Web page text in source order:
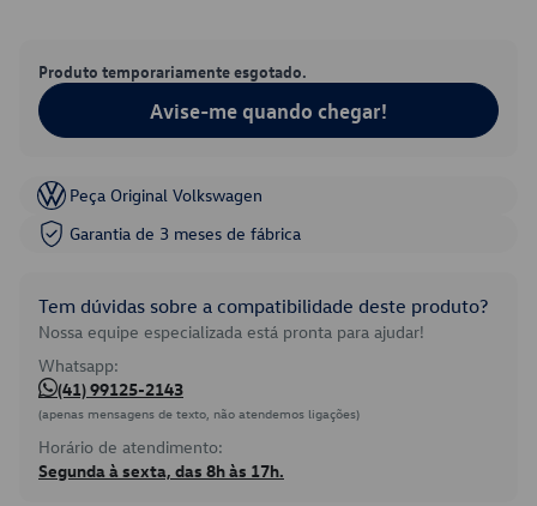
Produto temporariamente esgotado.
Avise-me quando chegar!
Peça Original Volkswagen
Garantia de 3 meses de fábrica
Tem dúvidas sobre a compatibilidade deste produto?
Nossa equipe especializada está pronta para ajudar!
Whatsapp:
(41) 99125-2143
(apenas mensagens de texto, não atendemos ligações)
Horário de atendimento:
Segunda à sexta, das 8h às 17h.